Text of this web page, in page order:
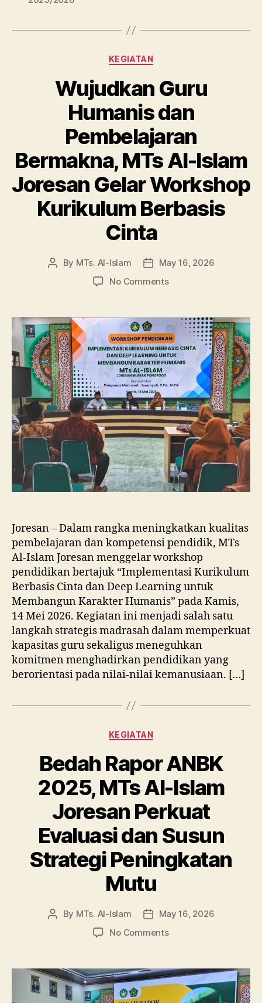
Categories
KEGIATAN
Wujudkan Guru
Humanis dan
Pembelajaran
Bermakna, MTs Al-Islam
Joresan Gelar Workshop
Kurikulum Berbasis
Cinta
Post
By MTs. Al-Islam
Post
date
May 16, 2026
No Commentson
Humanis
dan
Pembelajaran
Bermakna,
MTs
Al-
Islam
Joresan
Gelar
Workshop
Kurikulum
Berbasis
Cinta
Joresan – Dalam rangka meningkatkan kualitas
pembelajaran dan kompetensi pendidik, MTs
Al-Islam Joresan menggelar workshop
pendidikan bertajuk “Implementasi Kurikulum
Berbasis Cinta dan Deep Learning untuk
Membangun Karakter Humanis” pada Kamis,
14 Mei 2026. Kegiatan ini menjadi salah satu
langkah strategis madrasah dalam memperkuat
kapasitas guru sekaligus meneguhkan
komitmen menghadirkan pendidikan yang
berorientasi pada nilai-nilai kemanusiaan. […]
Categories
KEGIATAN
Bedah Rapor ANBK
2025, MTs Al-Islam
Joresan Perkuat
Evaluasi dan Susun
Strategi Peningkatan
Mutu
Post
By MTs. Al-Islam
Post
date
May 16, 2026
No Commentson
ANBK
2025,
MTs